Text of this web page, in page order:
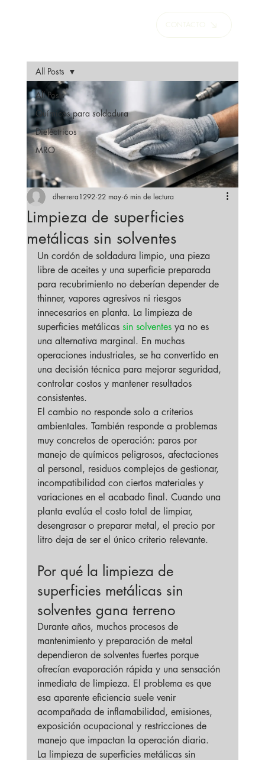
CONTACTO
All Posts
Químicos para soldadura
Dieléctricos
MRO
All Posts
Limpieza de superficies
metálicas sin solventes
dherrera1292 22 may 6 min de lectura
Un cordón de soldadura limpio, una pieza
libre de aceites y una superficie preparada
para recubrimiento no deberían depender de
thinner, vapores agresivos ni riesgos
innecesarios en planta. La limpieza de
superficies metálicas sin solventes ya no es
una alternativa marginal. En muchas
operaciones industriales, se ha convertido en
una decisión técnica para mejorar seguridad,
controlar costos y mantener resultados
consistentes.
El cambio no responde solo a criterios
ambientales. También responde a problemas
muy concretos de operación: paros por
manejo de químicos peligrosos, afectaciones
al personal, residuos complejos de gestionar,
incompatibilidad con ciertos materiales y
variaciones en el acabado final. Cuando una
planta evalúa el costo total de limpiar,
desengrasar o preparar metal, el precio por
litro deja de ser el único criterio relevante.
Por qué la limpieza de
superficies metálicas sin
solventes gana terreno
Durante años, muchos procesos de
mantenimiento y preparación de metal
dependieron de solventes fuertes porque
ofrecían evaporación rápida y una sensación
inmediata de limpieza. El problema es que
esa aparente eficiencia suele venir
acompañada de inflamabilidad, emisiones,
exposición ocupacional y restricciones de
manejo que impactan la operación diaria.
La limpieza de superficies metálicas sin